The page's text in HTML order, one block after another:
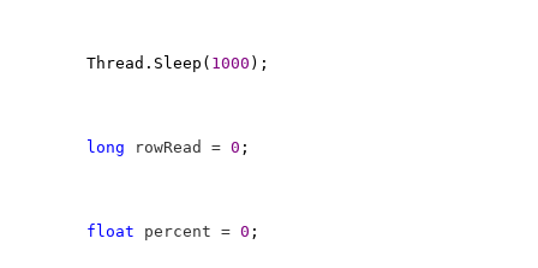
        Thread.Sleep(
1000 );
long rowRead = 0 ;
float percent = 0 ;